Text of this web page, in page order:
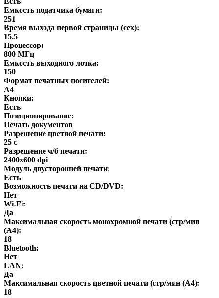
Емкость податчика бумаги:
251
Время выхода первой страницы (сек):
15.5
Процессор:
800 МГц
Емкость выходного лотка:
150
Формат печатных носителей:
A4
Кнопки:
Есть
Позиционирование:
Печать документов
Разрешение цветной печати:
25 с
Разрешение ч/б печати:
2400x600 dpi
Модуль двусторонней печати:
Есть
Возможность печати на CD/DVD:
Нет
Wi-Fi:
Да
Максимальная скорость монохромной печати (стр/мин
(A4):
18
Bluetooth:
Нет
LAN:
Да
Максимальная скорость цветной печати (стр/мин (A4):
18